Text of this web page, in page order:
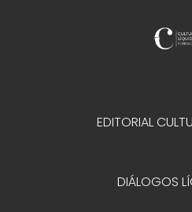
EDITORIAL
DIÁLOGOS